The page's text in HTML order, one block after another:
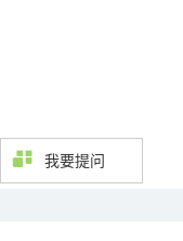
我要提问